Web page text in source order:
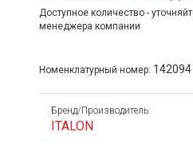
Доступное количество -
менеджера компании
Номенклатурный номер: 142094
Бренд/Производитель:
ITALON